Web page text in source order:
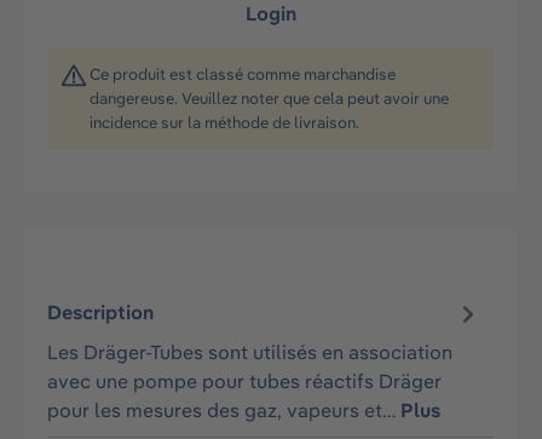
Login
Ce produit est classé comme marchandise
dangereuse. Veuillez noter que cela peut avoir une
incidence sur la méthode de livraison.
Description
Les Dräger-Tubes sont utilisés en association
avec une pompe pour tubes réactifs Dräger
pour les mesures des gaz, vapeurs et… Plus